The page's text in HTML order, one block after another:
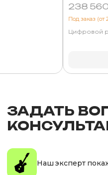
238
Под заказ (от
Цифровой
ЗАДАТЬ
Наш эксперт